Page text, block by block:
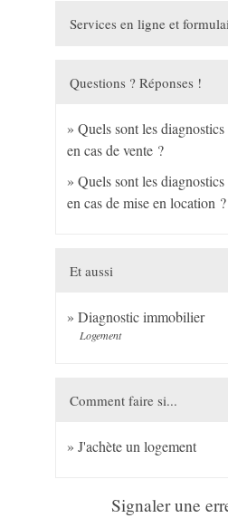
Services en ligne et
Questions ? Réponses !
Quels sont les
en cas de vente ?
Quels sont les
en cas de mise en location ?
Et aussi
Diagnostic immobilier
Logement
Comment faire si...
J'achète un logement
Signaler une